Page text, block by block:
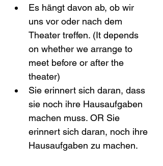
Es hängt davon ab, ob wir
uns vor oder nach dem
Theater treffen. (It depends
on whether we arrange to
meet before or after the
theater)
Sie erinnert sich daran, dass
sie noch ihre Hausaufgaben
machen muss. OR Sie
erinnert sich daran, noch ihre
Hausaufgaben zu machen.